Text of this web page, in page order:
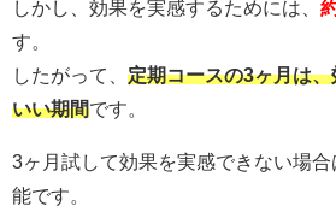
しかし、効果を実感するためには、
す。
したがって、 定期コースの3ヶ月は
いい期間です。
3ヶ月試して効果を実感できない場
能です。